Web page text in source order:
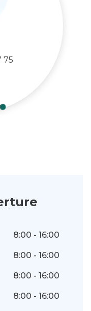
75
8:00 - 16:00
8:00 - 16:00
8:00 - 16:00
8:00 - 16:00